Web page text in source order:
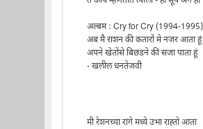
अल्बम : Cry for Cry (1994-
अब मै राशन की कतारों मे नजर आता हूं
अपने खेतोंसे बिछडने की सजा पाता हूं
- खलील धनतेजवी
मी रेशनच्या रांगे मध्ये उभा राह्तो आता